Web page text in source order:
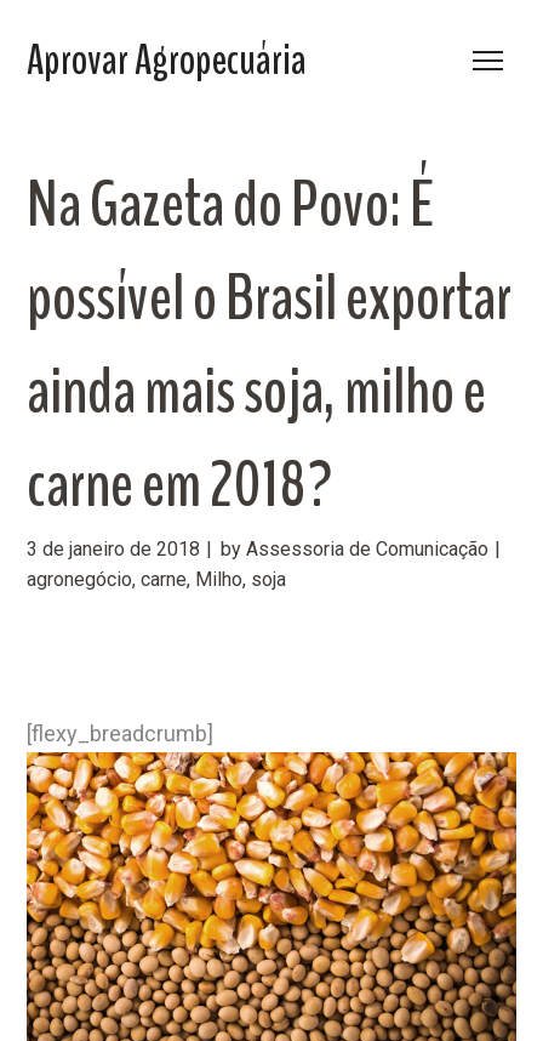
Aprovar Agropecuária
Na Gazeta do Povo: É
possível o Brasil exportar
ainda mais soja, milho e
carne em 2018?
3 de janeiro de 2018 by Assessoria de Comunicação
agronegócio, carne, Milho, soja
[flexy_breadcrumb]